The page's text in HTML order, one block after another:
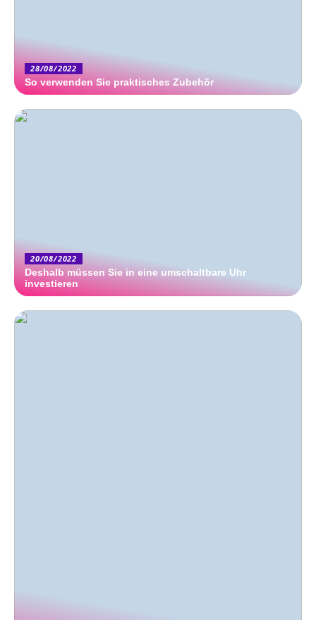
28/08/2022
So verwenden Sie praktisches Zubehör
20/08/2022
Deshalb müssen Sie in eine umschaltbare Uhr
investieren